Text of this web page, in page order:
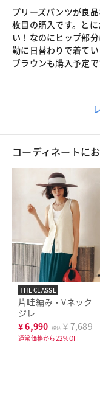
プリーズパンツが良
枚目の購入です。と
い！なのにヒップ部
勤に日替わりで着て
ブラウンも購入予定で
コーディネートに
THE CLASSE
片畦編み・Vネック
ジレ
¥6,990 税込 ￥7,689
通常価格から22%OFF